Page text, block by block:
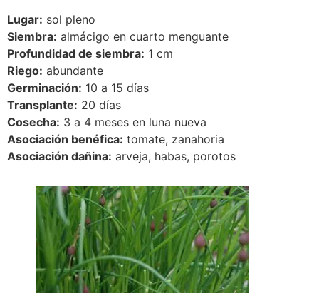
Lugar: sol pleno
Siembra: almácigo en cuarto menguante
Profundidad de siembra: 1 cm
Riego: abundante
Germinación: 10 a 15 días
Transplante: 20 días
Cosecha: 3 a 4 meses en luna nueva
Asociación benéfica: tomate, zanahoria
Asociación dañina: arveja, habas, porotos